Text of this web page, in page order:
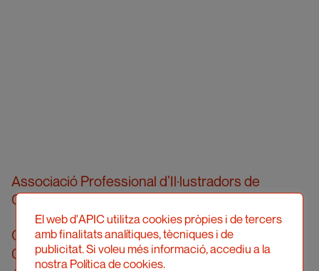
Associació Professional d’Il·lustradors de
Catalunya
Carrer Londres, 96, pral. 2a
08036 Barcelona
El web d'APIC utilitza cookies pròpies i de tercers
amb finalitats analítiques, tècniques i de
publicitat. Si voleu més informació, accediu a la
nostra Política de cookies.